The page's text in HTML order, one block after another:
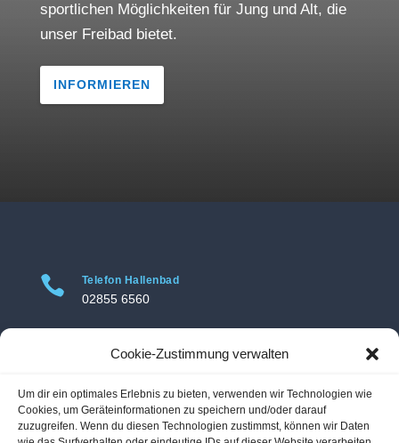
Cookie-Zustimmung verwalten
Um dir ein optimales Erlebnis zu bieten, verwenden wir Technologien wie
Cookies, um Geräteinformationen zu speichern und/oder darauf
zuzugreifen. Wenn du diesen Technologien zustimmst, können wir Daten
sportlichen Möglichkeiten für Jung und Alt, die
unser Freibad bietet.
INFORMIEREN
 Telefon Hallenbad
02855 6560
02855 3469
 Adresse Hallenbad
Hallenbad Voerde